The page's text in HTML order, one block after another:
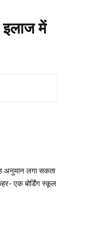
में
अनुमान लगा सकता
एक बोर्डिंग स्कूल